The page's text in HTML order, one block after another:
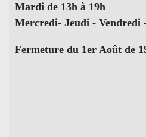
Mardi de 13h à 19h
Mercredi- Jeudi - Vendredi
Fermeture du 1er Août de